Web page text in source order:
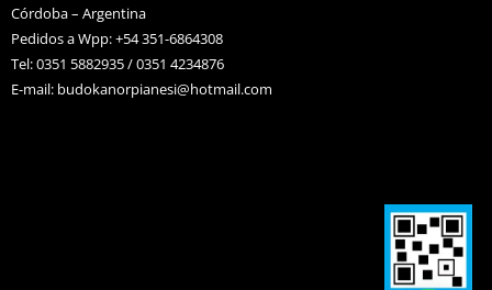
Córdoba – Argentina
Pedidos a Wpp: +54 351-6864308
Tel: 0351 5882935 / 0351 4234876
E-mail: budokanorpianesi@hotmail.com